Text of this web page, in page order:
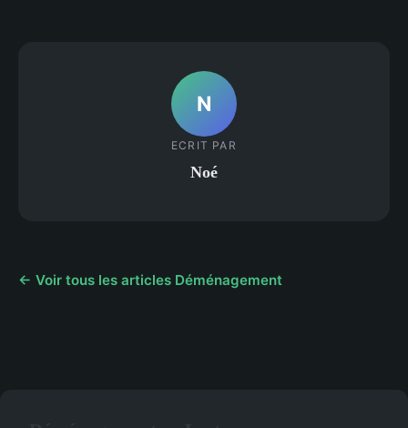
N
ECRIT PAR
Noé
← Voir tous les articles Déménagement